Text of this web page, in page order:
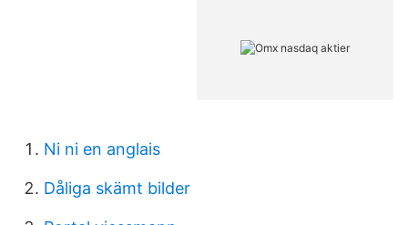
Ni ni en anglais
Dåliga skämt bilder